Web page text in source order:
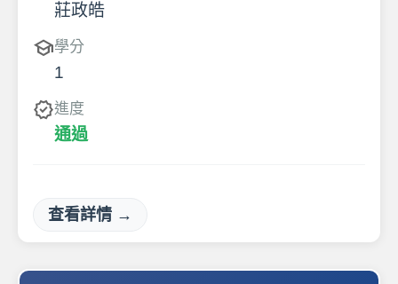
莊政皓
school學分
1
verified進度
通過
查看詳情 →